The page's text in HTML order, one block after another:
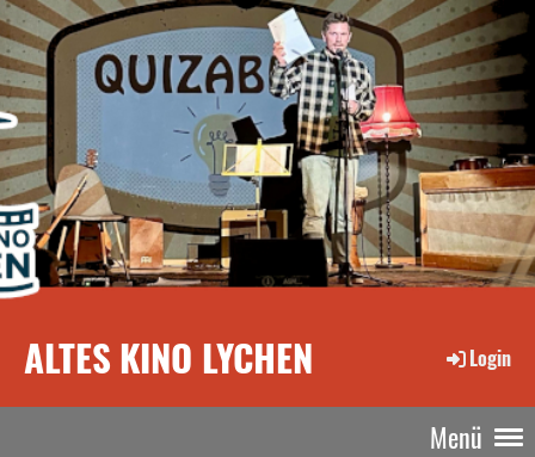
ALTES KINO LYCHEN Login
Menü